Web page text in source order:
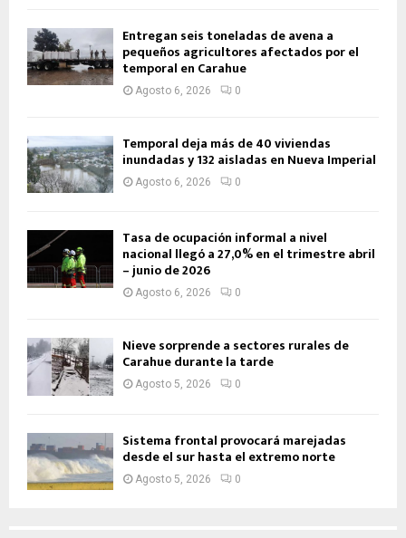
Entregan seis toneladas de avena a
pequeños agricultores afectados por el
temporal en Carahue
Agosto 6, 2026 0
Temporal deja más de 40 viviendas
inundadas y 132 aisladas en Nueva Imperial
Agosto 6, 2026 0
Tasa de ocupación informal a nivel
nacional llegó a 27,0% en el trimestre abril
– junio de 2026
Agosto 6, 2026 0
Nieve sorprende a sectores rurales de
Carahue durante la tarde
Agosto 5, 2026 0
Sistema frontal provocará marejadas
desde el sur hasta el extremo norte
Agosto 5, 2026 0